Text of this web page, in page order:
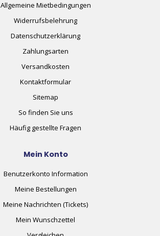
Allgemeine Mietbedingungen
Widerrufsbelehrung
Datenschutzerklärung
Zahlungsarten
Versandkosten
Kontaktformular
Sitemap
So finden Sie uns
Häufig gestellte Fragen
Mein Konto
Benutzerkonto Information
Meine Bestellungen
Meine Nachrichten (Tickets)
Mein Wunschzettel